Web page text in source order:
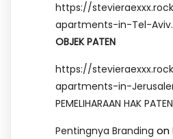
https://
apartments-in-Tel-
OBJEK PATEN
https://
apartments-in-
PEMELIHARAAN HAK PATEN
Pentingnya Branding on